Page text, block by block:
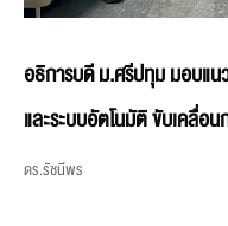
อธิการบดี ม.ศรีปทุม มอบแ
และระบบอัตโนมัติ ขับเคลื่อ
ดร.รัชนีพร